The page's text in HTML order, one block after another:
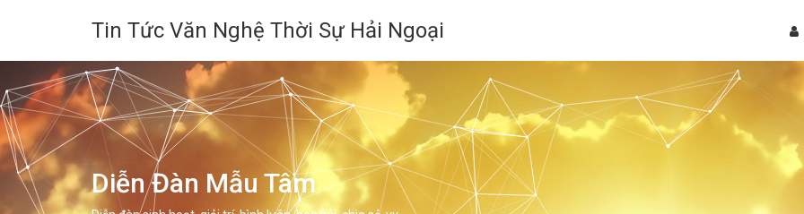
Tin Tức Văn Nghệ Thời Sự Hải Ngoại
Diễn Đàn Mẫu Tâm